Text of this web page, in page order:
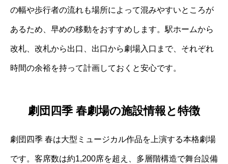
の幅や歩行者の流れも場所によって混みやすいところが
あるため、早めの移動をおすすめします。駅ホームから
改札、改札から出口、出口から劇場入口まで、それぞれ
時間の余裕を持って計画しておくと安心です。
劇団四季 春劇場の施設情報と特徴
劇団四季 春は大型ミュージカル作品を上演する本格劇場
です。客席数は約1,200席を超え、多層階構造で舞台設備